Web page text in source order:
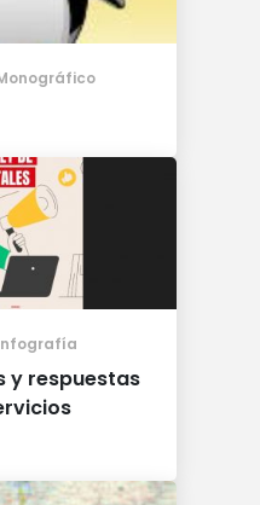
y respuestas